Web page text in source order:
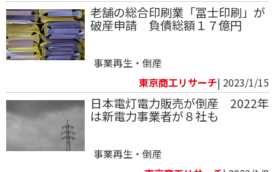
老舗の総合印刷業「冨士印刷」が
破産申請 負債総額１７億円
事業再生・倒産
東京商工リサーチ| 2023/1/15
日本電灯電力販売が倒産 2022年
は新電力事業者が８社も
事業再生・倒産